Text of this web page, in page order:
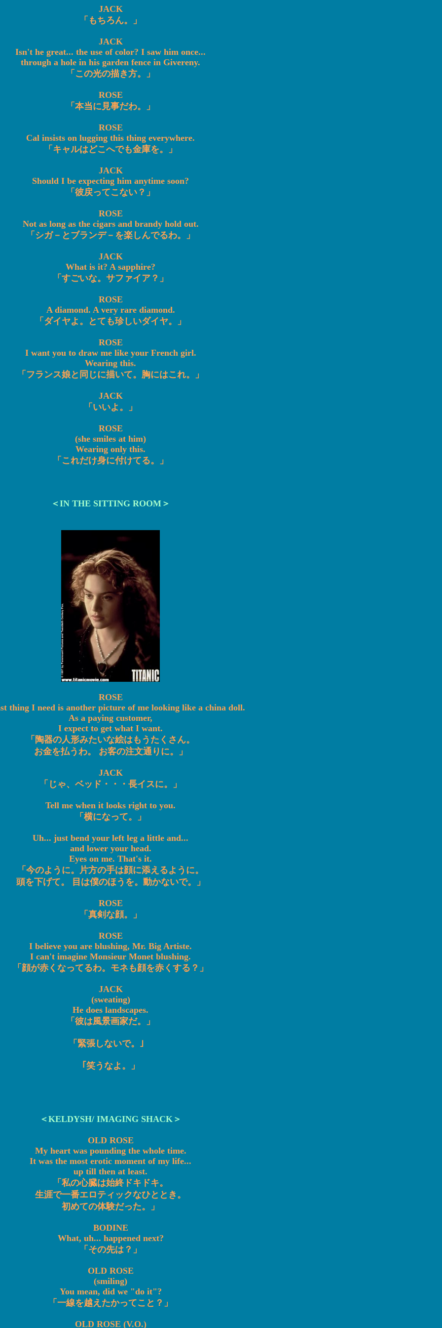
JACK
「もちろん。」
JACK
Isn't he great... the use of color? I saw him once...
through a hole in his garden fence in Givereny.
「この光の描き方。」
ROSE
「本当に見事だわ。」
ROSE
Cal insists on lugging this thing everywhere.
「キャルはどこへでも金庫を。」
JACK
Should I be expecting him anytime soon?
「彼戻ってこない？」
ROSE
Not as long as the cigars and brandy hold out.
「シガ－とブランデ－を楽しんでるわ。」
JACK
What is it? A sapphire?
「すごいな。サファイア？」
ROSE
A diamond. A very rare diamond.
「ダイヤよ。とても珍しいダイヤ。」
ROSE
I want you to draw me like your French girl.
Wearing this.
「フランス娘と同じに描いて。胸にはこれ。」
JACK
「いいよ。」
ROSE
(she smiles at him)
Wearing only this.
「これだけ身に付けてる。」
＜IN THE SITTING ROOM＞
ROSE
thing I need is another picture of me looking like a china doll.
As a paying customer,
I expect to get what I want.
「陶器の人形みたいな絵はもうたくさん。
お金を払うわ。 お客の注文通りに。」
JACK
「じゃ、ベッド・・・長イスに。」
Tell me when it looks right to you.
「横になって。」
Uh... just bend your left leg a little and...
and lower your head.
Eyes on me. That's it.
「今のように。片方の手は顔に添えるように。
頭を下げて。 目は僕のほうを。動かないで。」
ROSE
「真剣な顔。」
ROSE
I believe you are blushing, Mr. Big Artiste.
I can't imagine Monsieur Monet blushing.
「顔が赤くなってるわ。モネも顔を赤くする？」
JACK
(sweating)
He does landscapes.
「彼は風景画家だ。」
「緊張しないで。｣
｢笑うなよ。」
＜KELDYSH/ IMAGING SHACK＞
OLD ROSE
My heart was pounding the whole time.
It was the most erotic moment of my life...
up till then at least.
「私の心臓は始終ドキドキ。
生涯で一番エロティックなひととき。
初めての体験だった。」
BODINE
What, uh... happened next?
「その先は？」
OLD ROSE
(smiling)
You mean, did we "do it"?
「一線を越えたかってこと？」
OLD ROSE (V.O.)